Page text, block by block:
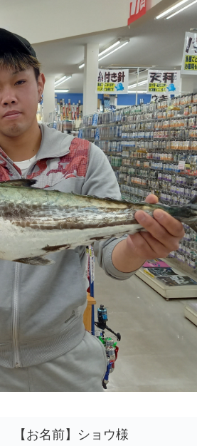
【お名前】ショウ様